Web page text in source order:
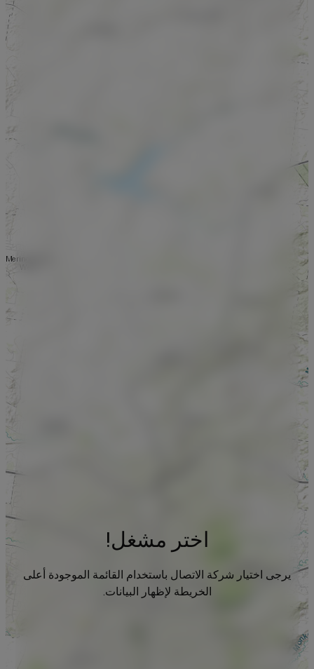
اختر مشغل!
يرجى اختيار شركة الاتصال باستخدام القائمة الموجودة أعلى
الخريطة لإظهار البيانات.